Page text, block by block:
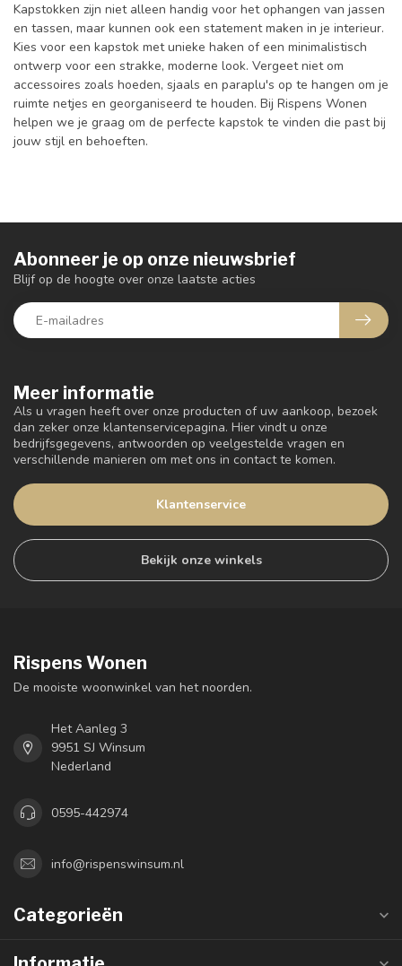
Kapstokken zijn niet alleen handig voor het ophangen van jassen
en tassen, maar kunnen ook een statement maken in je interieur.
Kies voor een kapstok met unieke haken of een minimalistisch
ontwerp voor een strakke, moderne look. Vergeet niet om
accessoires zoals hoeden, sjaals en paraplu's op te hangen om je
ruimte netjes en georganiseerd te houden. Bij Rispens Wonen
helpen we je graag om de perfecte kapstok te vinden die past bij
jouw stijl en behoeften.
Meer informatie
Als u vragen heeft over onze producten of uw aankoop, bezoek
dan zeker onze klantenservicepagina. Hier vindt u onze
bedrijfsgegevens, antwoorden op veelgestelde vragen en
verschillende manieren om met ons in contact te komen.
Klantenservice
Bekijk onze winkels
Abonneer je op onze nieuwsbrief
Blijf op de hoogte over onze laatste acties
Rispens Wonen
De mooiste woonwinkel van het noorden.
Het Aanleg 3
9951 SJ Winsum
Nederland
0595-442974
info@rispenswinsum.nl
Categorieën